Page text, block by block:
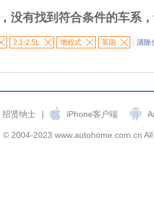
没有找到符合条件的车系
2.1-2.5L 增程式 英国 清除
招贤纳士 | iPhone客户端
© 2004-2023 www.autohome.com.cn